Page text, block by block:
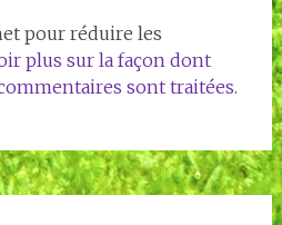
pour réduire les
plus sur la façon dont
sont traitées.